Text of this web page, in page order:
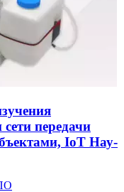
передачи
IoT Нау-